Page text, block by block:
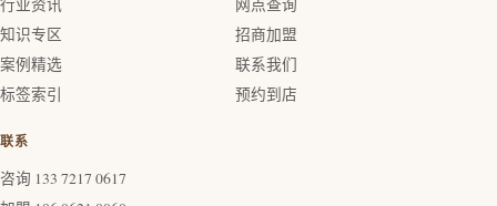
知识专区
案例精选
标签索引
招商加盟
联系我们
预约到店
联系
咨询 133 7217 0617